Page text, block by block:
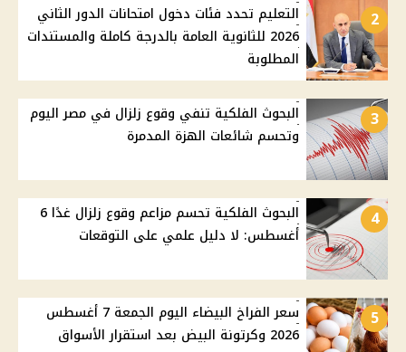
2
التعليم تحدد فئات دخول امتحانات الدور الثاني
2026 للثانوية العامة بالدرجة كاملة والمستندات
المطلوبة
3
البحوث الفلكية تنفي وقوع زلزال في مصر اليوم
وتحسم شائعات الهزة المدمرة
4
البحوث الفلكية تحسم مزاعم وقوع زلزال غدًا 6
أغسطس: لا دليل علمي على التوقعات
5
سعر الفراخ البيضاء اليوم الجمعة 7 أغسطس
2026 وكرتونة البيض بعد استقرار الأسواق